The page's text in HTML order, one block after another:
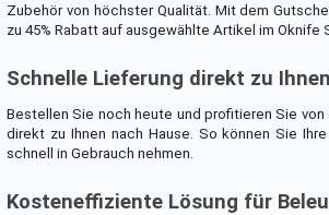
Zubehör von höchster Qualität. Mit dem
zu 45% Rabatt auf ausgewählte Artikel im Oknife
Schnelle Lieferung direkt zu
Bestellen Sie noch heute und profitieren Sie
direkt zu Ihnen nach Hause. So können Sie
schnell in Gebrauch nehmen.
Kosteneffiziente Lösung für